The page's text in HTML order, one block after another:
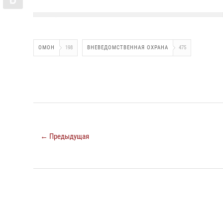
ОМОН 198 ВНЕВЕДОМСТВЕННАЯ ОХРАНА 475
← Предыдущая